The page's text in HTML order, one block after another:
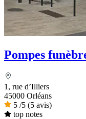
Pompes
1, rue d’Illiers
45000 Orléans
5 /5 (5 avis)
top notes